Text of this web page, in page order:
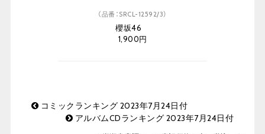
（品番：SRCL-12592/3）
櫻坂46
1,900円
コミックランキング 2023年7月24日付
アルバムCDランキング 2023年7月24日付